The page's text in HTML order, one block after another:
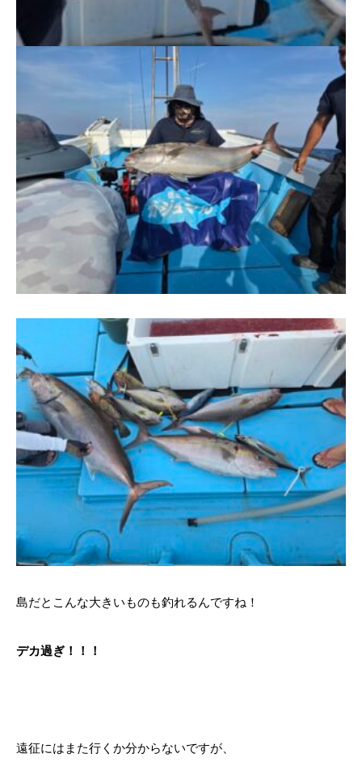
島だとこんな大きいものも釣れるんですね！
デカ過ぎ！！！
遠征にはまた行くか分からないですが、